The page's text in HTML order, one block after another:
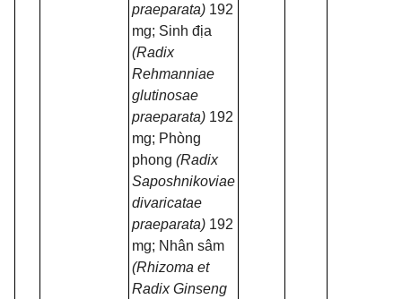
praeparata) 192
mg; Sinh địa
(Radix
Rehmanniae
glutinosae
praeparata) 192
mg; Phòng
phong (Radix
Saposhnikoviae
divaricatae
praeparata) 192
mg; Nhân sâm
(Rhizoma et
Radix Ginseng